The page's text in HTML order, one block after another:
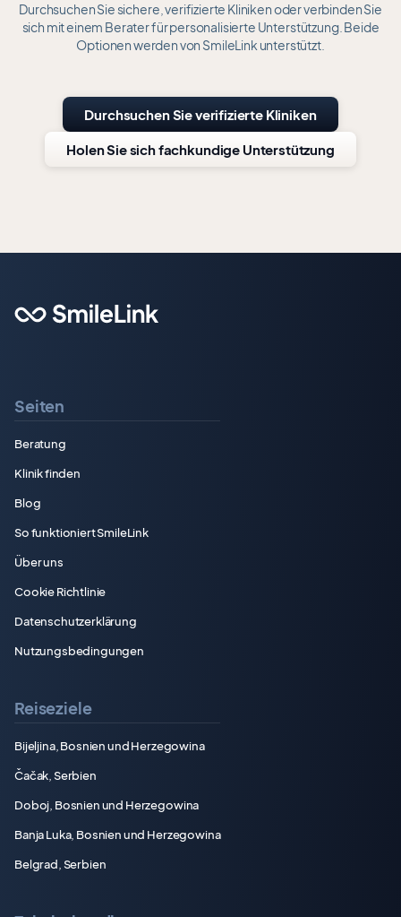
Durchsuchen Sie sichere, verifizierte Kliniken oder verbinden Sie
sich mit einem Berater für personalisierte Unterstützung. Beide
Optionen werden von SmileLink unterstützt.
Durchsuchen Sie verifizierte Kliniken
Holen Sie sich fachkundige Unterstützung
Seiten
Beratung
Klinik finden
Blog
So funktioniert SmileLink
Über uns
Cookie Richtlinie
Datenschutzerklärung
Nutzungsbedingungen
Reiseziele
Bijeljina, Bosnien und Herzegowina
Čačak, Serbien
Doboj, Bosnien und Herzegowina
Banja Luka, Bosnien und Herzegowina
Belgrad, Serbien